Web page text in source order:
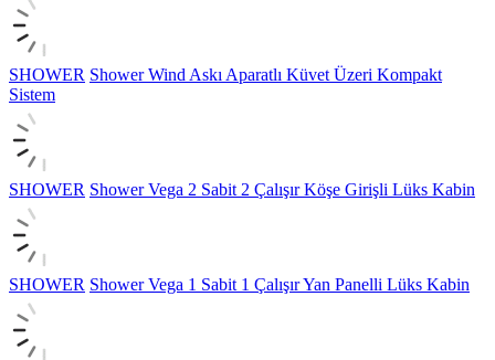
SHOWER Shower Wind Askı Aparatlı Küvet Üzeri Kompakt
Sistem
SHOWER Shower Vega 2 Sabit 2 Çalışır Köşe Girişli Lüks Kabin
SHOWER Shower Vega 1 Sabit 1 Çalışır Yan Panelli Lüks Kabin